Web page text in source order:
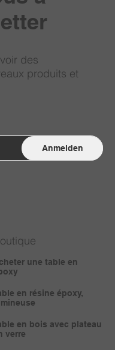
des
produits et
Anmelden
une table en
en résine époxy,
en bois avec plateau
verre